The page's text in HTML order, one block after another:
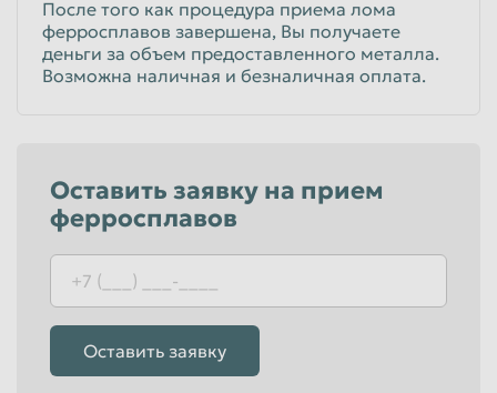
Физические лица
до 1320 руб/кг
Юридические лица
до 1320 руб/кг
Физические лица
до 1030 руб/кг
Юридические лица
до 1030
Ферромарганец ФМн-88
до 100 руб/кг
После того как процедура приема лома
ферросплавов завершена, Вы получаете
деньги за объем предоставленного металла.
Возможна наличная и безналичная оплата.
Оставить заявку на прием
ферросплавов
Оставить заявку